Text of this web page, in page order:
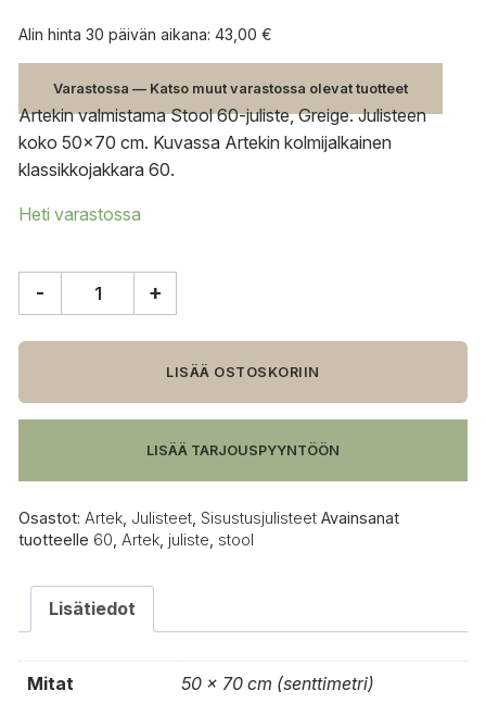
Alin hinta 30 päivän aikana: 43,00 €
Varastossa — Katso muut varastossa olevat tuotteet
Artekin valmistama Stool 60-juliste, Greige. Julisteen
koko 50×70 cm. Kuvassa Artekin kolmijalkainen
klassikkojakkara 60.
Heti varastossa
60
greige
määrä
- +
LISÄÄ OSTOSKORIIN
LISÄÄ TARJOUSPYYNTÖÖN
Osastot: Artek Julisteet Sisustusjulisteet Avainsanat
tuotteelle 60 Artek juliste stool
Lisätiedot
Mitat 50 × 70 cm (senttimetri)